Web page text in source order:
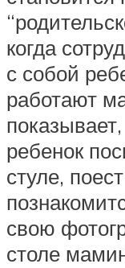
когда
с собой
работают
ребенок
стуле,
свою
столе